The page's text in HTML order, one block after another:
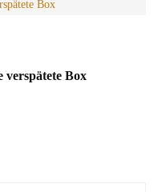
verspätete Box